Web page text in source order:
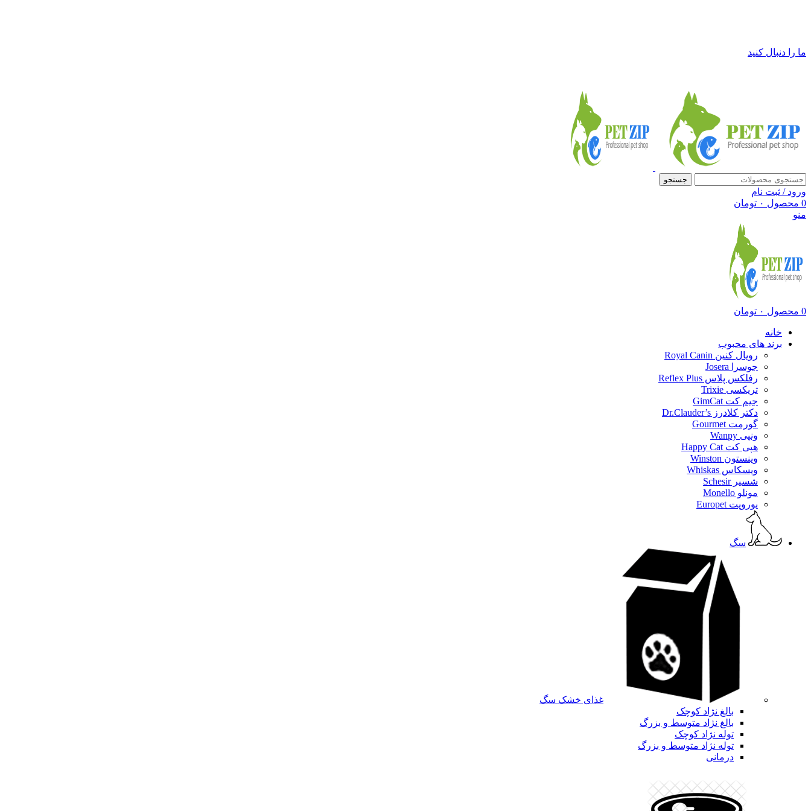
ما را دنبال کنید
جستجو
ورود / ثبت نام
0 محصول ۰ تومان
منو
0 محصول ۰ تومان
خانه
برند های محبوب
رویال کنین Royal Canin
جوسرا Josera
رفلکس پلاس Reflex Plus
تریکسی Trixie
جیم کت GimCat
دکتر کلادرز Dr.Clauder’s
گورمت Gourmet
ونپی Wanpy
هپی کت Happy Cat
وینستون Winston
ویسکاس Whiskas
شسیر Schesir
مونلو Monello
یوروپت Europet
سگ
غذای خشک سگ
بالغ نژاد کوچک
بالغ نژاد متوسط و بزرگ
توله نژاد کوچک
توله نژاد متوسط و بزرگ
درمانی